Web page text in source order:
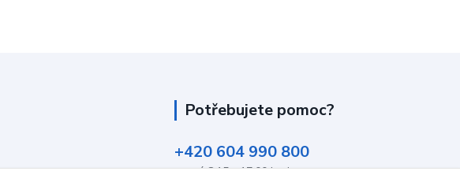
Potřebujete pomoc?
+420 604 990 800
po-pá 8:15 - 17:00 hod